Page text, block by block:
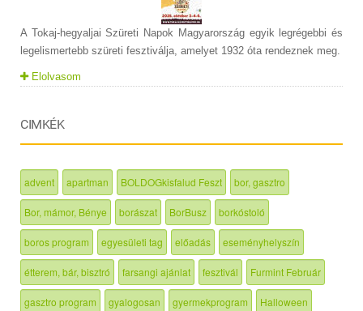
A Tokaj-hegyaljai Szüreti Napok Magyarország egyik legrégebbi és
legelismertebb szüreti fesztiválja, amelyet 1932 óta rendeznek meg.
Elolvasom
CIMKÉK
advent apartman BOLDOGkisfalud Feszt bor, gasztro
Bor, mámor, Bénye borászat BorBusz borkóstoló
boros program egyesületi tag előadás eseményhelyszín
étterem, bár, bisztró farsangi ajánlat fesztivál Furmint Február
gasztro program gyalogosan gyermekprogram Halloween